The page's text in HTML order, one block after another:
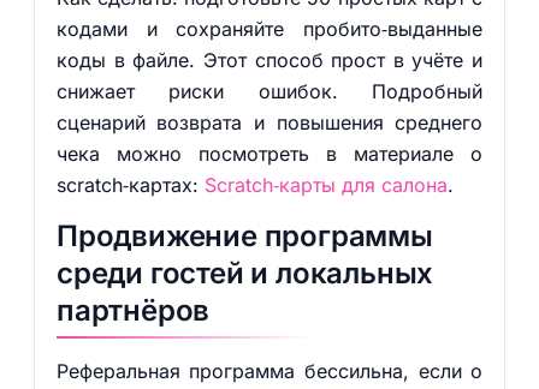
кодами и сохраняйте пробито‑выданные
коды в файле. Этот способ прост в учёте и
снижает риски ошибок. Подробный
сценарий возврата и повышения среднего
чека можно посмотреть в материале о
scratch‑картах: Scratch‑карты для салона.
Продвижение программы
среди гостей и локальных
партнёров
Реферальная программа бессильна, если о